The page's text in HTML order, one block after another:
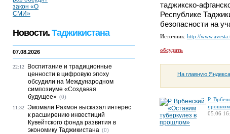
таджикско-
Республике
безопасности на
Источник: http://
обсудить
На главную Яндекса
Р.
05.06
Новости. Таджикистана
07.08.2026
22:12
Воспитание и традиционные
ценности в цифровую эпоху
обсудили на Международном
симпозиуме «Создавая
будущее» (0)
11:32 Эмомали Рахмон высказал интерес
к расширению инвестиций
Кувейтского фонда развития в
экономику Таджикистана (0)